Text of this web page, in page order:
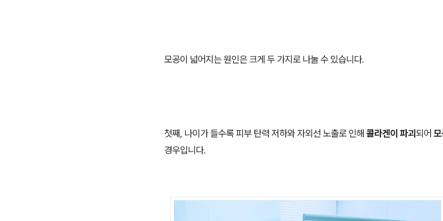
모공이 넓어지는 원인은 크게 두 가지로 나눌 수 있습니다.
첫째, 나이가 들수록 피부 탄력 저하와 자외선 노출로 인해 콜라겐이 파괴되어
경우입니다.